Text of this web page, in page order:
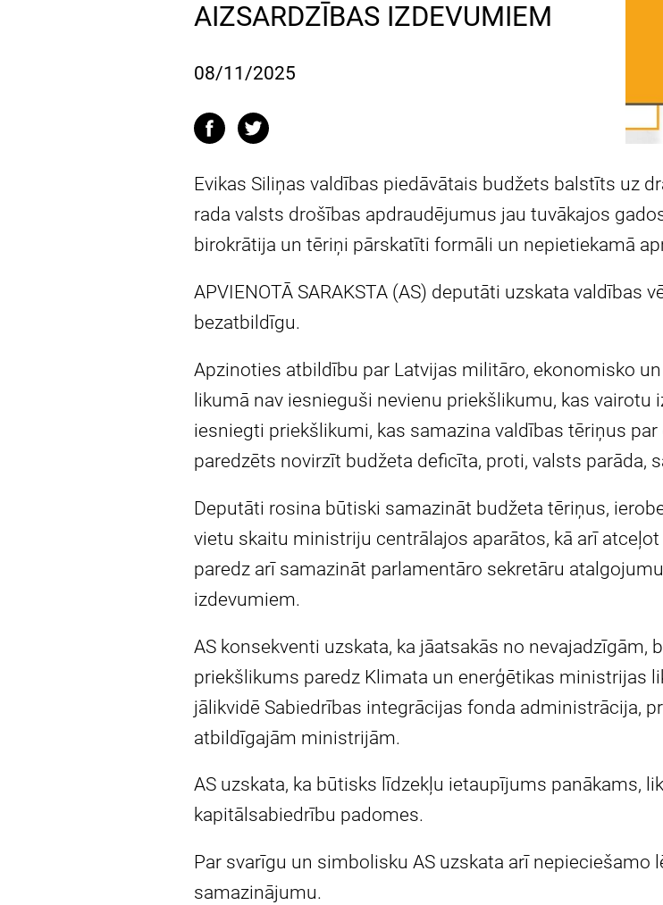
AIZSARDZĪBAS IZDEVUMIEM
08/11/2025
Evikas Siliņas valdības piedāvātais budžets balstīts uz
rada valsts drošības apdraudējumus jau tuvākajos
birokrātija un tēriņi pārskatīti formāli un nepietiekamā
APVIENOTĀ SARAKSTA (AS) deputāti uzskata valdības
bezatbildīgu.
Apzinoties atbildību par Latvijas militāro, ekonomisko
likumā nav iesnieguši nevienu priekšlikumu, kas vairotu
iesniegti priekšlikumi, kas samazina valdības tēriņus
paredzēts novirzīt budžeta deficīta, proti, valsts parāda,
Deputāti rosina būtiski samazināt budžeta tēriņus,
vietu skaitu ministriju centrālajos aparātos, kā arī
paredz arī samazināt parlamentāro sekretāru
izdevumiem.
AS konsekventi uzskata, ka jāatsakās no
priekšlikums paredz Klimata un enerģētikas ministrijas
jālikvidē Sabiedrības integrācijas fonda administrācija,
atbildīgajām ministrijām.
AS uzskata, ka būtisks līdzekļu ietaupījums panākams,
kapitālsabiedrību padomes.
Par svarīgu un simbolisku AS uzskata arī
samazinājumu.